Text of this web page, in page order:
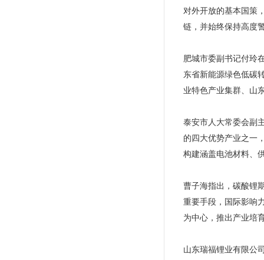
对外开放的基本国策
链，并始终保持高度
肥城市委副书记付玲
东省新能源绿色低碳
业特色产业集群、山
泰安市人大常委会副
的四大优势产业之一
构建涵盖电池材料、
曹子海指出，碳酸锂
重要手段，国际影响
为中心，推出产业培
山东瑞福锂业有限公